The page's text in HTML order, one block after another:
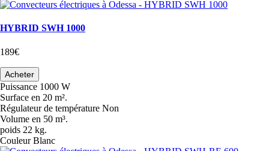
HYBRID SWH 1000
189€
Acheter
Puissance 1000 W
Surface en 20 m².
Régulateur de température Non
Volume en 50 m³.
poids 22 kg.
Couleur Blanc